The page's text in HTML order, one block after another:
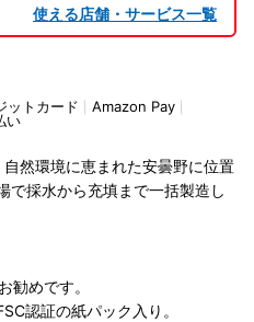
使える店舗・サービス一覧
ットカード
Amazon Pay
い
然環境に恵まれた安曇野に位置
で採水から充填まで一括製造し
勧めです。
認証の紙パック入り。